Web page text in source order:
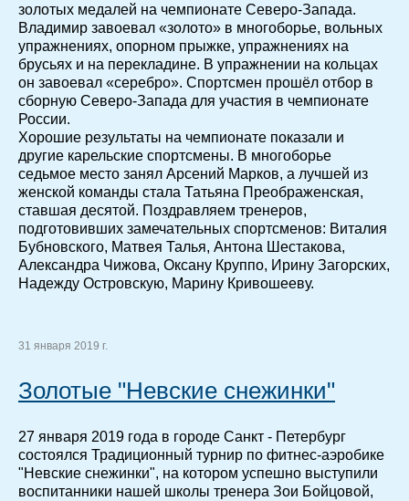
золотых медалей на чемпионате Северо-Запада.
Владимир завоевал «золото» в многоборье, вольных
упражнениях, опорном прыжке, упражнениях на
брусьях и на перекладине. В упражнении на кольцах
он завоевал «серебро». Спортсмен прошёл отбор в
сборную Северо-Запада для участия в чемпионате
России.
Хорошие результаты на чемпионате показали и
другие карельские спортсмены. В многоборье
седьмое место занял Арсений Марков, а лучшей из
женской команды стала Татьяна Преображенская,
ставшая десятой. Поздравляем тренеров,
подготовивших замечательных спортсменов: Виталия
Бубновского, Матвея Талья, Антона Шестакова,
Александра Чижова, Оксану Круппо, Ирину Загорских,
Надежду Островскую, Марину Кривошееву.
31 января 2019 г.
Золотые "Невские снежинки"
27 января 2019 года в городе Санкт - Петербург
состоялся Традиционный турнир по фитнес-аэробике
"Невские снежинки", на котором успешно выступили
воспитанники нашей школы тренера Зои Бойцовой,